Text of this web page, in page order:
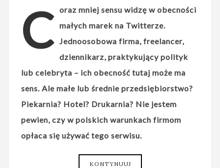
C oraz mniej sensu widzę w obecności
małych marek na Twitterze.
Jednoosobowa firma, freelancer,
dziennikarz, praktykujący polityk
lub celebryta – ich obecność tutaj może ma
sens. Ale małe lub średnie przedsiębiorstwo?
Piekarnia? Hotel? Drukarnia? Nie jestem
pewien, czy w polskich warunkach firmom
opłaca się używać tego serwisu.
KONTYNUUJ